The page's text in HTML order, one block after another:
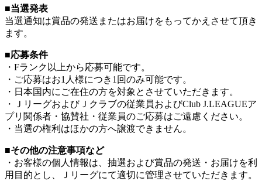
■当選発表
当選通知は賞品の発送またはお届けをもってかえさせて頂き
ます。
■応募条件
・Fランク以上から応募可能です。
・ご応募はお1人様につき1回のみ可能です。
・日本国内にご在住の方を対象とさせていただきます。
・ＪリーグおよびＪクラブの従業員およびClub J.LEAGUEア
プリ関係者・協賛社・従業員のご応募はご遠慮ください。
・当選の権利はほかの方へ譲渡できません。
■その他の注意事項など
・お客様の個人情報は、抽選および賞品の発送・お届けを利
用目的とし、Ｊリーグにて適切に管理させていただきます。